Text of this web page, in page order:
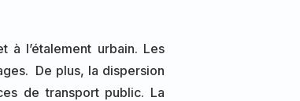
à l’étalement urbain. Les
De plus, la dispersion
de transport public. La